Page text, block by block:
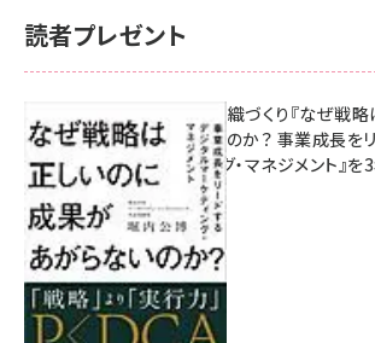
読者プレゼント
成果を生む組織づくり『なぜ戦
があがらないのか？ 事業成長を
マーケティング・マネジメント』
8月7日 10:00